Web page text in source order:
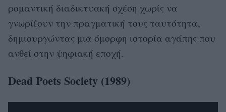
ρομαντική διαδικτυακή σχέση χωρίς να
γνωρίζουν την πραγματική τους ταυτότητα,
δημιουργώντας μια όμορφη ιστορία αγάπης που
ανθεί στην ψηφιακή εποχή.
Dead Poets Society (1989)